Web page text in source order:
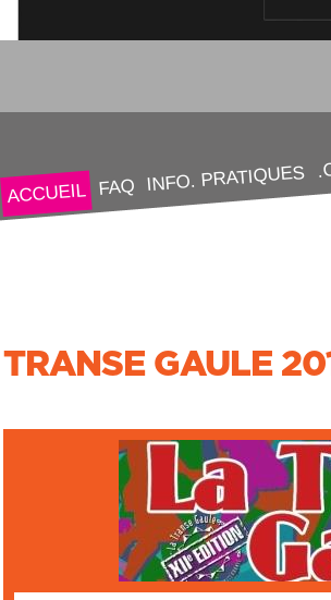
ACCUEIL FAQ INFO. PRATIQUES
TRANSE GAULE